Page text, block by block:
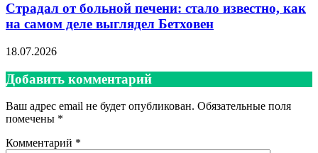
Страдал от больной печени: стало известно, как
на самом деле выглядел Бетховен
18.07.2026
Добавить комментарий
Ваш адрес email не будет опубликован. Обязательные поля
помечены *
Комментарий *